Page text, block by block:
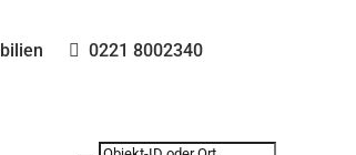
0221 8002340